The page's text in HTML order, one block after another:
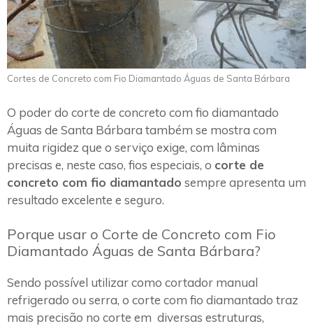
Cortes de Concreto com Fio Diamantado Águas de Santa Bárbara
O poder do corte de concreto com fio diamantado
Águas de Santa Bárbara também se mostra com
muita rigidez que o serviço exige, com lâminas
precisas e, neste caso, fios especiais, o corte de
concreto com fio diamantado sempre apresenta um
resultado excelente e seguro.
Porque usar o Corte de Concreto com Fio
Diamantado Águas de Santa Bárbara?
Sendo possível utilizar como cortador manual
refrigerado ou serra, o corte com fio diamantado traz
mais precisão no corte em diversas estruturas,